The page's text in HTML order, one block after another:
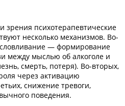
зрения психотерапевтические
несколько механизмов. Во-
— формирование
между мыслью об алкоголе и
смерть, потеря). Во-вторых,
через активацию
снижение тревоги,
поведения.